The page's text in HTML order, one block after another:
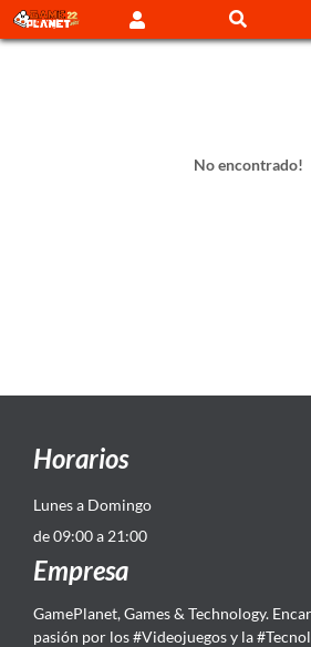
No encontrado!
Horarios
Lunes a Domingo
de 09:00 a 21:00
Empresa
GamePlanet, Games & Technology.
pasión por los #Videojuegos y la